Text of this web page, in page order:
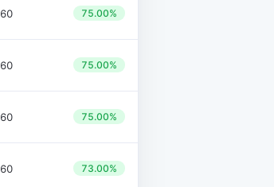
60 75.00%
60 75.00%
60 75.00%
60 73.00%